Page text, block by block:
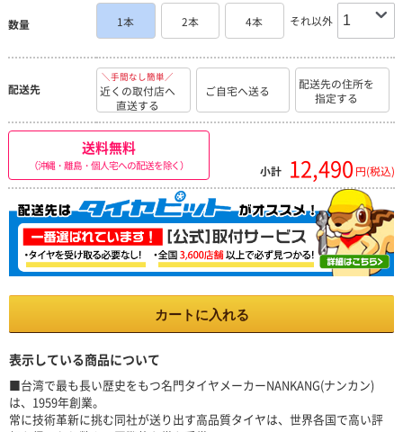
数量 1本 2本 4本 それ以外
配送先
＼手間なし簡単／
近くの取付店へ
直送する
ご自宅へ送る
配送先の住所を
指定する
送料無料
（沖縄・離島・個人宅への配送を除く） 小計 12,490 円(税込)
カートに入れる
表示している商品について
■台湾で最も長い歴史をもつ名門タイヤメーカーNANKANG(ナンカン)
は、1959年創業。
常に技術革新に挑む同社が送り出す高品質タイヤは、世界各国で高い評